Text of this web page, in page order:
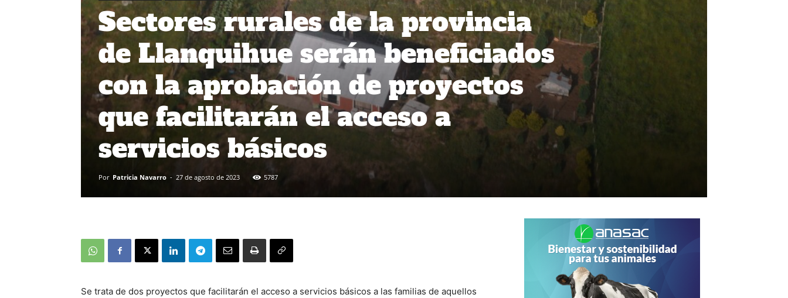
Sectores rurales de la provincia
de Llanquihue serán beneficiados
con la aprobación de proyectos
que facilitarán el acceso a
servicios básicos
Por Patricia Navarro - 27 de agosto de 2023 5787
Se trata de dos proyectos que facilitarán el acceso a servicios básicos a las familias de aquellos